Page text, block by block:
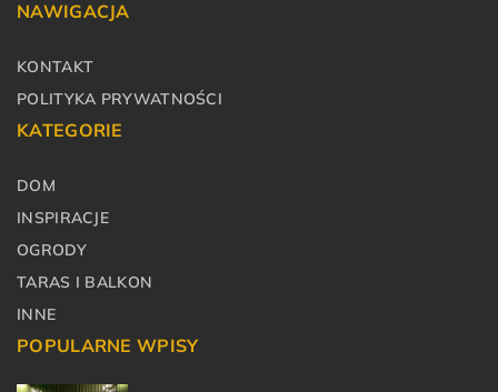
NAWIGACJA
KONTAKT
POLITYKA PRYWATNOŚCI
KATEGORIE
DOM
INSPIRACJE
OGRODY
TARAS I BALKON
INNE
POPULARNE WPISY